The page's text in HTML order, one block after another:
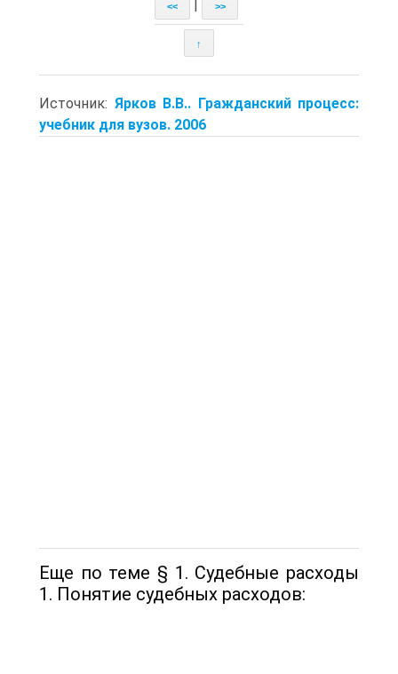
<< >>
↑
Источник: Ярков В.В.. Гражданский процесс:
учебник для вузов. 2006
Еще по теме § 1. Судебные расходы
1. Понятие судебных расходов: